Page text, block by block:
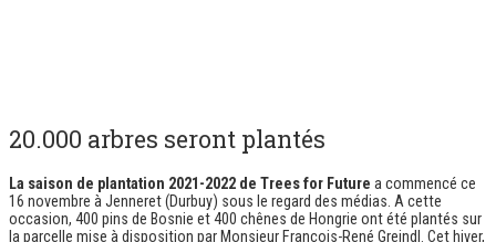
20.000 arbres seront plantés
La saison de plantation 2021-2022 de Trees for Future a commencé ce
16 novembre à Jenneret (Durbuy) sous le regard des médias. A cette
occasion, 400 pins de Bosnie et 400 chênes de Hongrie ont été plantés sur
la parcelle mise à disposition par Monsieur François-René Greindl. Cet hiver,